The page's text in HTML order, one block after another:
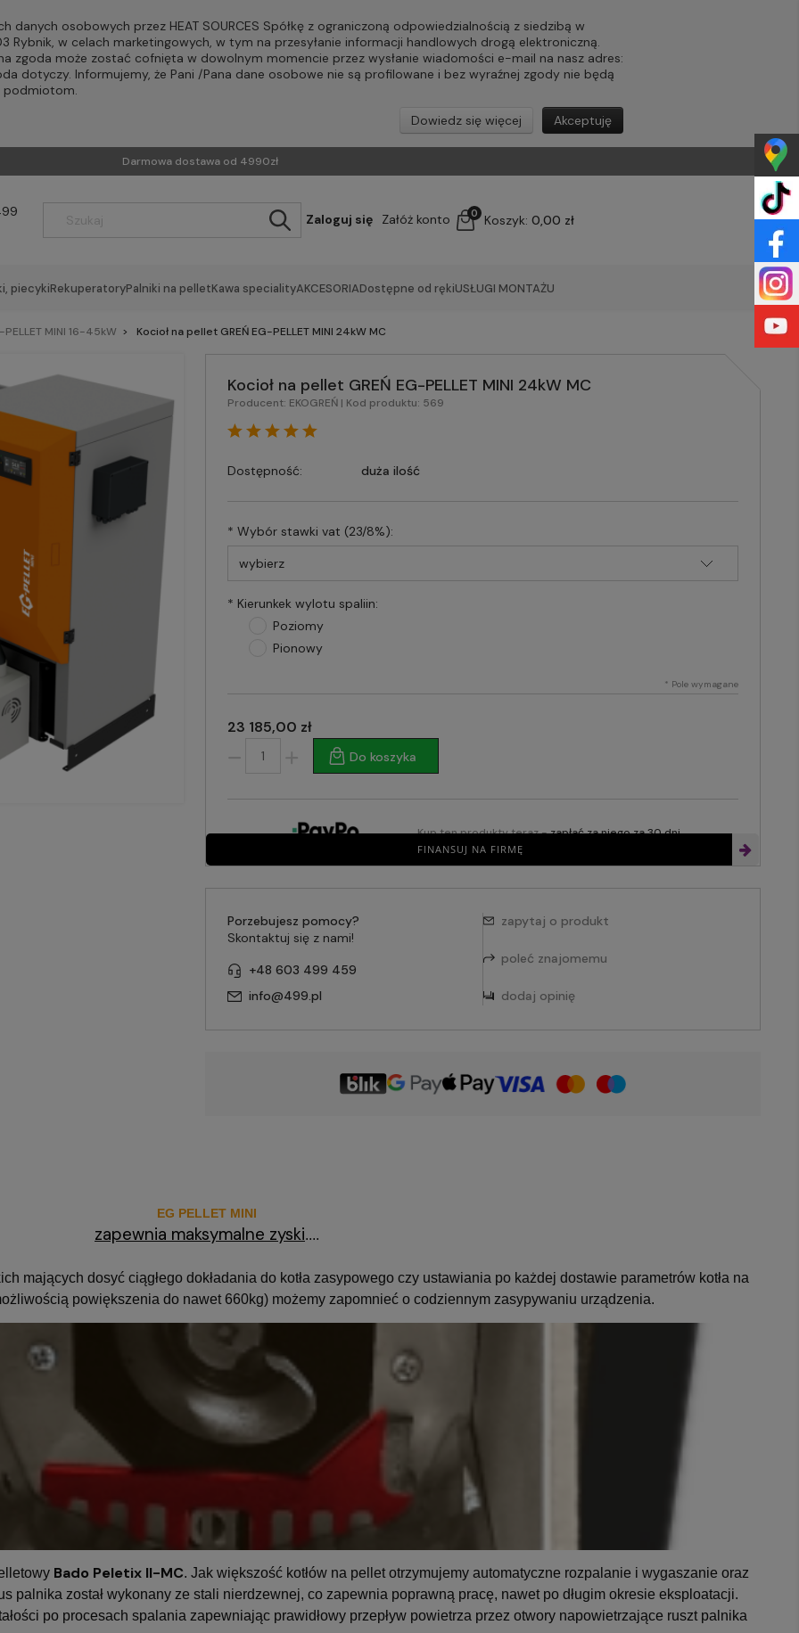
danych osobowych przez HEAT SOURCES Spółkę z ograniczoną odpowiedzialnością z siedzibą w
Rybnik, w celach marketingowych, w tym na przesyłanie informacji handlowych drogą elektroniczną.
zgoda może zostać cofnięta w dowolnym momencie przez wysłanie wiadomości e-mail na nasz adres:
dotyczy. Informujemy, że Pani /Pana dane osobowe nie są profilowane i bez wyraźnej zgody nie będą
podmiotom.
Akceptuję
Dowiedz się więcej
Darmowa dostawa od 4990zł
Zaloguj się Załóż konto Koszyk: 0,00 zł
0
piecykiRekuperatoryPalniki na pelletKawa specialityAKCESORIADostępne od rękiUSŁUGI MONTAŻU
PELLET MINI 16-45kW Kocioł na pellet GREŃ EG-PELLET MINI 24kW MC
Kocioł na pellet GREŃ EG-PELLET MINI 24kW MC
Producent: EKOGREŃ | Kod produktu: 569
Dostępność: duża ilość
* Wybór stawki vat (23/8%):
* Kierunkek wylotu spaliin:
Poziomy
Pionowy
* Pole wymagane
23 185,00 zł
Do koszyka
FINANSUJ NA FIRMĘ
Kup ten produkty teraz -zapłać za niego za 30 dni
Porzebujesz pomocy?
Skontaktuj się z nami!
+48 603 499 459
info@499.pl
zapytaj o produkt
poleć znajomemu
dodaj opinię
EG PELLET MINI
zapewnia maksymalne zyski....
mających dosyć ciągłego dokładania do kotła zasypowego czy ustawiania po każdej dostawie parametrów kotła na
powiększenia do nawet 660kg) możemy zapomnieć o codziennym zasypywaniu urządzenia.
Bado Peletix II-MC. Jak większość kotłów na pellet otrzymujemy automatyczne rozpalanie i wygaszanie oraz
palnika został wykonany ze stali nierdzewnej, co zapewnia poprawną pracę, nawet po długim okresie eksploatacji.
po procesach spalania zapewniając prawidłowy przepływ powietrza przez otwory napowietrzające ruszt palnika